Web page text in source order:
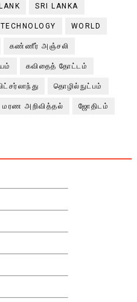
SRI LANKA
TECHNOLOGY WORLD
கண்ணீர் அஞ்சலி
கவிதைத் தோட்டம்
தொழில்நுட்பம்
மரண அறிவித்தல் ஜோதிடம்